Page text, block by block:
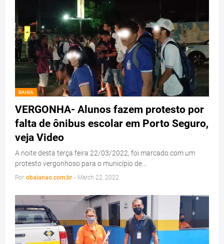
BAHIA
VERGONHA- Alunos fazem protesto por
falta de ônibus escolar em Porto Seguro,
veja Video
A noite desta terça feira 22/03/2022, foi marcado com um
protesto vergonhoso para o município de…
Por obaianao.com.br - March 22, 2022